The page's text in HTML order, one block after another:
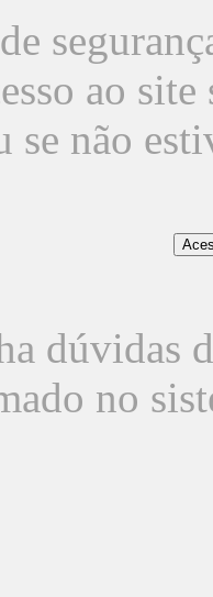
ao
se não
dúvidas
no